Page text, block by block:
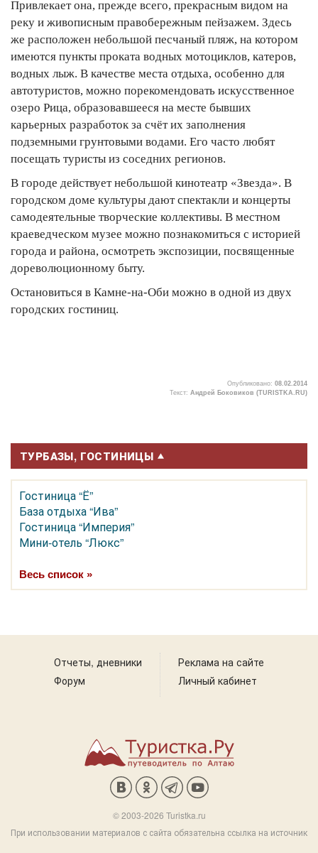
Привлекает она, прежде всего, прекрасным видом на
реку и живописным правобережным пейзажем. Здесь
же расположен небольшой песчаный пляж, на котором
имеются пункты проката водных мотоциклов, катеров,
водных лыж. В качестве места отдыха, особенно для
автотуристов, можно порекомендовать искусственное
озеро Рица, образовавшееся на месте бывших
карьерных разработок за счёт их заполнения
подземными грунтовыми водами. Его часто любят
посещать туристы из соседних регионов.
В городе действует небольшой кинотеатр «Звезда». В
городском доме культуры дают спектакли и концерты
самодеятельные творческие коллективы. В местном
краеведческом музее можно познакомиться с историей
города и района, осмотреть экспозиции, посвященные
дореволюционному быту.
Остановиться в Камне-на-Оби можно в одной из двух
городских гостиниц.
Опубликовано: 08.02.2014
Текст: Андрей Боковиков (TURISTKA.RU)
ТУРБАЗЫ, ГОСТИНИЦЫ
Гостиница “Ё”
База отдыха “Ива”
Гостиница “Империя”
Мини-отель “Люкс”
Весь список »
Отчеты, дневники
Форум
Реклама на сайте
Личный кабинет
© 2003-2026 Turistka.ru
При использовании материалов с сайта обязательна ссылка на источник